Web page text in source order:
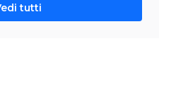
tutti